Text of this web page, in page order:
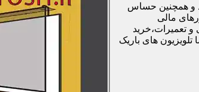
و همچنین حساس
مالی
تعمیرات،خرید
های باریک